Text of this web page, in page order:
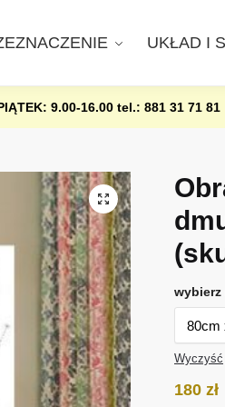
UKŁAD I
9.00-16.00 tel.: 881 31 71 81
wybierz
Wyczyść
180 zł